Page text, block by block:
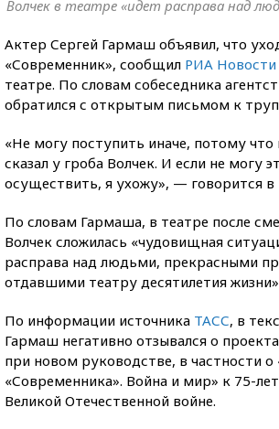
Волчек в театре «идет расправа над
Актер Сергей Гармаш объявил, что
«Современник», сообщил РИА Новости
театре. По словам собеседника
обратился с открытым письмом к
«Не могу поступить иначе, потому
сказал у гроба Волчек. И если не могу
осуществить, я ухожу», — говорится в
По словам Гармаша, в театре после
Волчек сложилась «чудовищная
расправа над людьми, прекрасными
отдавшими театру десятилетия
По информации источника ТАСС, в
Гармаш негативно отзывался о
при новом руководстве, в частности о
«Современника». Война и мир» к 75-
Великой Отечественной войне.